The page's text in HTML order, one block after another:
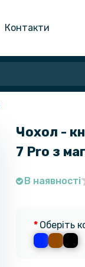
Контакти
Чохол -
7 Pro​ з
В наявності
Оберіть